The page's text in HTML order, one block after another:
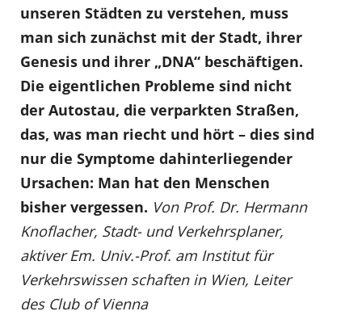
unseren Städten zu verstehen, muss
man sich zunächst mit der Stadt, ihrer
Genesis und ihrer „DNA“ beschäftigen.
Die eigentlichen Probleme sind nicht
der Autostau, die verparkten Straßen,
das, was man riecht und hört – dies sind
nur die Symptome dahinterliegender
Ursachen: Man hat den Menschen
bisher vergessen. Von Prof. Dr. Hermann
Knoflacher, Stadt- und Verkehrsplaner,
aktiver Em. Univ.-Prof. am Institut für
Verkehrswissen schaften in Wien, Leiter
des Club of Vienna